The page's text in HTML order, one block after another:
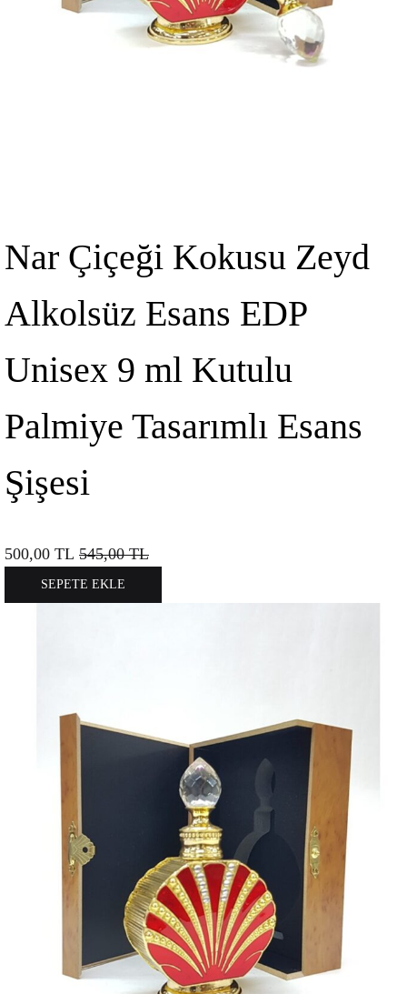
Nar Çiçeği Kokusu Zeyd
Alkolsüz Esans EDP
Unisex 9 ml Kutulu
Palmiye Tasarımlı Esans
Şişesi
500,00 TL 545,00TL
SEPETE EKLE